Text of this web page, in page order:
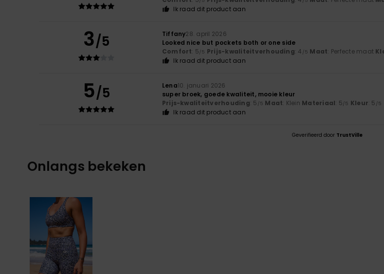
Ik raad dit product aan
3/5 Tiffany28. april 2026
Looked nice but pockets both or one side
Comfort: 5/5 Prijs-kwaliteitverhouding: 4 /5 Maat: Perfecte maat
Ik raad dit product aan
5/5 Lena10. januari 2026
super broek, goede kwaliteit, mooie kleur
Prijs-kwaliteitverhouding: 5 /5 Maat: Klein Materiaal: 5/5 Kleur: 5 /5
Ik raad dit product aan
Geverifieerd door TrustVille
Onlangs bekeken